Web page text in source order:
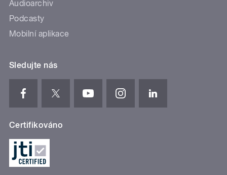
Audioarchiv
Podcasty
Mobilní aplikace
Sledujte nás
Certifikováno